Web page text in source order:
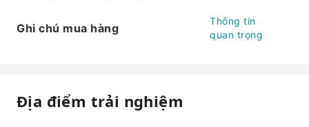
Ghi chú mua hàng
Thông tin
quan trọng
Địa điểm trải nghiệm